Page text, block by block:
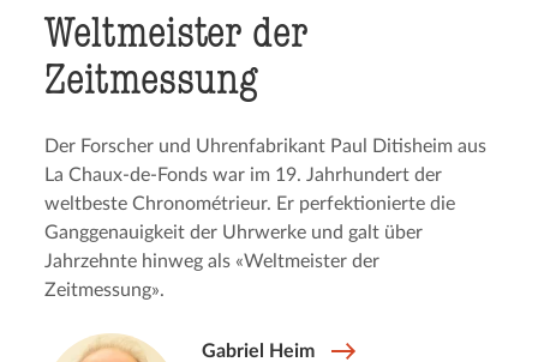
Weltmeis­ter der
Zeitmessung
Der Forscher und Uhrenfabrikant Paul Ditisheim aus
La Chaux-de-Fonds war im 19. Jahrhundert der
weltbeste Chronométrieur. Er perfektionierte die
Ganggenauigkeit der Uhrwerke und galt über
Jahrzehnte hinweg als «Weltmeister der
Zeitmessung».
Gabriel Heim